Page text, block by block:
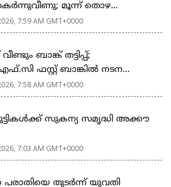
മൂന്ന് തൊഴ...
7:59 AM GMT+0000
ബാങ്ക് തട്ടിപ്പ്;
ഫസ്റ്റ് ബാങ്കിൽ നടന...
7:58 AM GMT+0000
സു​ക​ന്യ സ​മൃ​ദ്ധി അ​ക്കൗ​
7:03 AM GMT+0000
തുടര്‍ന്ന് യുവതി